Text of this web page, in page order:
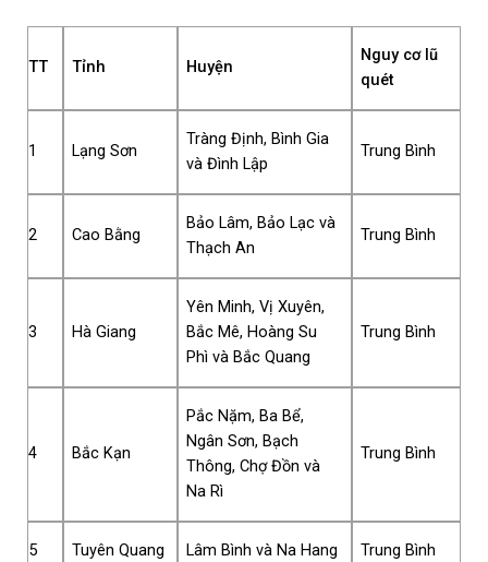
TT Tỉnh Huyện
Nguy cơ lũ
quét
1 Lạng Sơn
Tràng Định, Bình Gia
và Đình Lập
Trung Bình
2 Cao Bằng
Bảo Lâm, Bảo Lạc và
Thạch An
Trung Bình
3 Hà Giang
Yên Minh, Vị Xuyên,
Bắc Mê, Hoàng Su
Phì và Bắc Quang
Trung Bình
4 Bắc Kạn
Pắc Nặm, Ba Bể,
Ngân Sơn, Bạch
Thông, Chợ Đồn và
Na Rì
Trung Bình
5 Tuyên Quang Lâm Bình và Na Hang Trung Bình